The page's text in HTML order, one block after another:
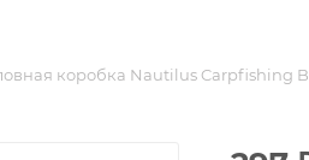
коробка Nautilus Carpfishing